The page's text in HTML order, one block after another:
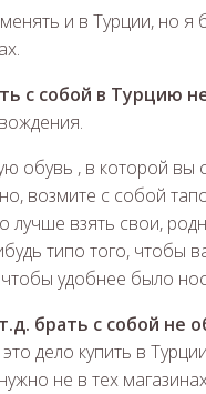
и в Турции, но я
с собой в Турцию
обувь , в которой вы
возмите с собой
лучше взять свои,
типо того, чтобы
удобнее было
брать с собой не
дело купить в
не в тех